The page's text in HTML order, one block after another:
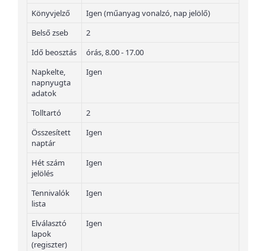
Könyvjelző
Igen (műanyag vonalzó, nap jelölő)
Belső zseb
2
Idő beosztás
órás, 8.00 - 17.00
Napkelte,
napnyugta
adatok
Igen
Tolltartó
2
Összesített
naptár
Igen
Hét szám
jelölés
Igen
Tennivalók
lista
Igen
Elválasztó
lapok
(regiszter)
Igen